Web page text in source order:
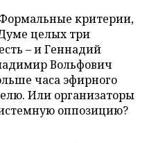
критерии,
целых три
– и Геннадий
Вольфович
часа эфирного
Или организаторы
оппозицию?